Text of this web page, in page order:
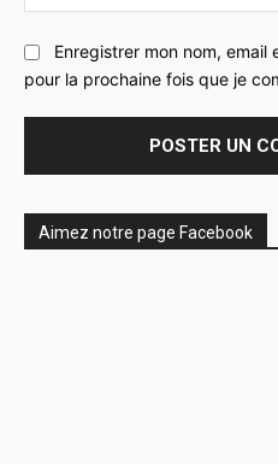
Enregistrer mon nom,
pour la prochaine fois que je
Aimez notre page Facebook